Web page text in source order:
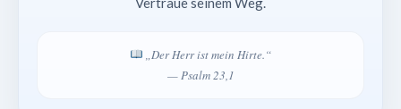
„Der Herr ist mein Hirte.“
— Psalm 23,1